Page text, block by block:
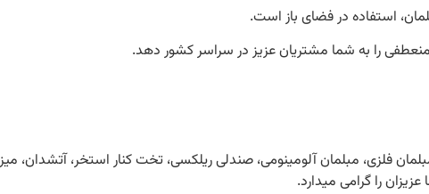
استفاده در فضای باز است.
را به شما مشتریان عزیز در سراسر کشور دهد.
فلزی، مبلمان آلومینومی، صندلی ریلکسی، تخت کنار استخر،
را گرامی میدارد.